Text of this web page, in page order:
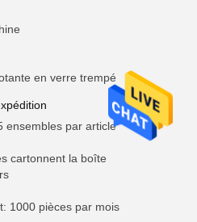
en verre trempé
ensembles par article
cartonnent la boîte
1000 pièces par mois